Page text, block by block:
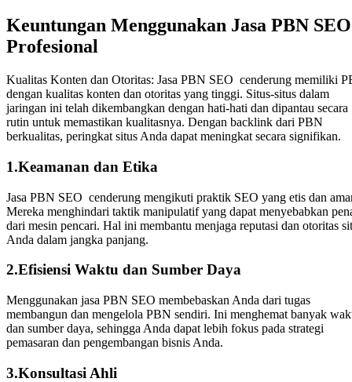
Keuntungan Menggunakan Jasa PBN SEO
Profesional
Kualitas Konten dan Otoritas: Jasa PBN SEO cenderung memiliki
dengan kualitas konten dan otoritas yang tinggi. Situs-situs dalam
jaringan ini telah dikembangkan dengan hati-hati dan dipantau secara
rutin untuk memastikan kualitasnya. Dengan backlink dari PBN
berkualitas, peringkat situs Anda dapat meningkat secara signifikan.
1.Keamanan dan Etika
Jasa PBN SEO cenderung mengikuti praktik SEO yang etis dan
Mereka menghindari taktik manipulatif yang dapat menyebabkan
dari mesin pencari. Hal ini membantu menjaga reputasi dan otoritas
Anda dalam jangka panjang.
2.Efisiensi Waktu dan Sumber Daya
Menggunakan jasa PBN SEO membebaskan Anda dari tugas
membangun dan mengelola PBN sendiri. Ini menghemat banyak
dan sumber daya, sehingga Anda dapat lebih fokus pada strategi
pemasaran dan pengembangan bisnis Anda.
3.Konsultasi Ahli